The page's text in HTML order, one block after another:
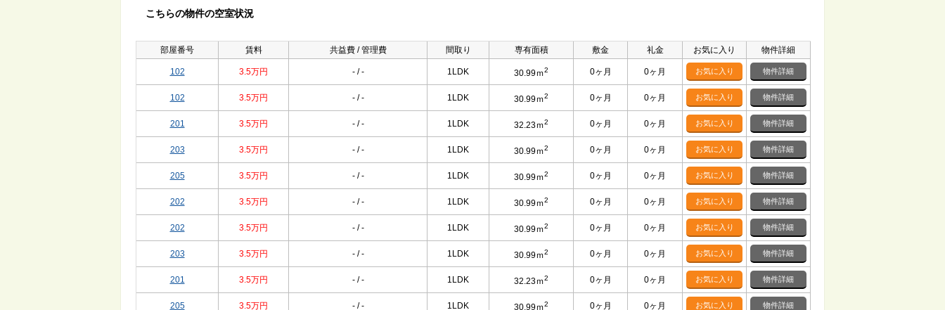
こちらの物件の空室状況
部屋番号 賃料 共益費 / 管理費 間取り 専有面積 敷金 礼金 お気に入り 物件詳細
102 3.5万円 - / - 1LDK 30.99ｍ2 0ヶ月 0ヶ月 お気に入り 物件詳細
102 3.5万円 - / - 1LDK 30.99ｍ2 0ヶ月 0ヶ月 お気に入り 物件詳細
201 3.5万円 - / - 1LDK 32.23ｍ2 0ヶ月 0ヶ月 お気に入り 物件詳細
203 3.5万円 - / - 1LDK 30.99ｍ2 0ヶ月 0ヶ月 お気に入り 物件詳細
205 3.5万円 - / - 1LDK 30.99ｍ2 0ヶ月 0ヶ月 お気に入り 物件詳細
202 3.5万円 - / - 1LDK 30.99ｍ2 0ヶ月 0ヶ月 お気に入り 物件詳細
202 3.5万円 - / - 1LDK 30.99ｍ2 0ヶ月 0ヶ月 お気に入り 物件詳細
203 3.5万円 - / - 1LDK 30.99ｍ2 0ヶ月 0ヶ月 お気に入り 物件詳細
201 3.5万円 - / - 1LDK 32.23ｍ2 0ヶ月 0ヶ月 お気に入り 物件詳細
205 3.5万円 - / - 1LDK 30.99ｍ2 0ヶ月 0ヶ月 お気に入り 物件詳細